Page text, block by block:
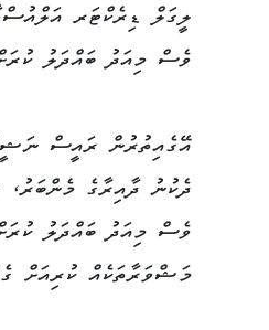
ލީގަލް ޑިރެކްޓަރ
ވެސް މިއަދު ބައްދަލު
އޭގެއިތުރުން ރައީސް
ދެކުނު ދާއިރާގެ
ވެސް މިއަދު ބައްދަލު
މަޝްވަރާތަކެއް ކުރިއަށް